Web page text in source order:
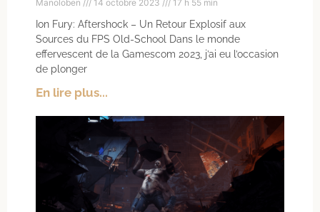
Manoloben 14 octobre 2023 17 h 55 min
Ion Fury: Aftershock – Un Retour Explosif aux
Sources du FPS Old-School Dans le monde
effervescent de la Gamescom 2023, j’ai eu l’occasion
de plonger
En lire plus...